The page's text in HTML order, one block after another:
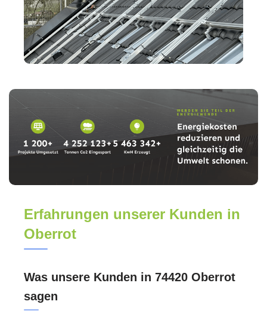
Erfahrungen unserer Kunden in
Oberrot
Was unsere Kunden in 74420 Oberrot
sagen